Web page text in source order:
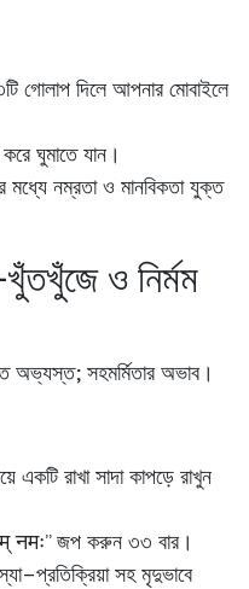
গোলাপ দিলে আপনার মোবাইলে
ঘুমাতে যান।
মধ্যে নম্রতা ও মানবিকতা যুক্ত
ও নির্মম
অভ্যস্ত; সহমর্মিতার অভাব।
একটি রাখা সাদা কাপড়ে রাখুন
জপ করুন ৩৩ বার।
সহ মৃদুভাবে